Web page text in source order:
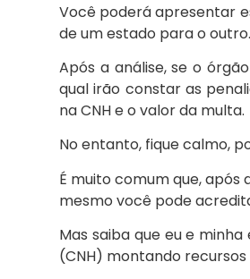
Você poderá apresentar
de um estado para o outro.
Após a análise, se o
qual irão constar as
na CNH e o valor da multa.
No entanto, fique calmo,
É muito comum que,
mesmo você pode
Mas saiba que eu e
(CNH) montando recursos